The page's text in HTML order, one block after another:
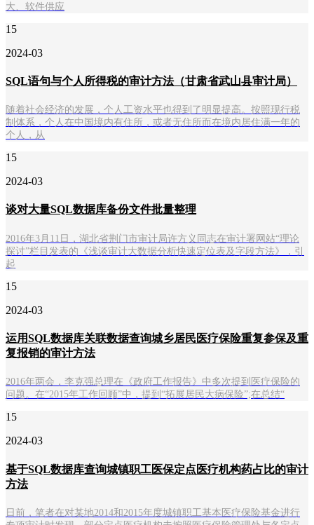
大、软件供应
15
2024-03
SQL语句与个人所得税的审计方法（甘肃省武山县审计局）
随着社会经济的发展，个人工资水平也得到了明显提高。按照现行税
制体系，个人在中国境内有住所，或者无住所而在境内居住满一年的
个人，从
15
2024-03
谈对大量SQL数据库备份文件批量整理
2016年3月11日，湖北省荆门市审计局许方义同志在审计署网站“理论
探讨”栏目发表的《浅谈审计大数据分析快速定位表及字段方法》，引
起
15
2024-03
运用SQL数据库关联数据查询城乡居民医疗保险重复参保及重
复报销的审计方法
2016年两会，李克强总理在《政府工作报告》中多次提到医疗保险的
问题。在“2015年工作回顾”中，提到“拓展居民大病保险”;在总结“
15
2024-03
基于SQL数据库查询城镇职工医保定点医疗机构药占比的审计
方法
日前，笔者在对某地2014和2015年度城镇职工基本医疗保险基金进行